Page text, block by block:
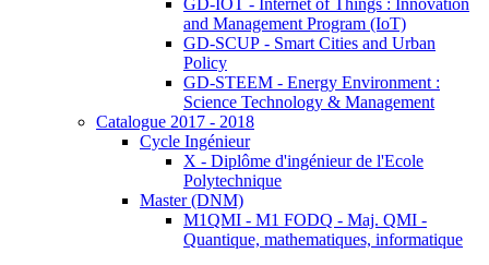
GD-IOT - Internet of Things : Innovation
and Management Program (IoT)
GD-SCUP - Smart Cities and Urban
Policy
GD-STEEM - Energy Environment :
Science Technology & Management
Catalogue 2017 - 2018
Cycle Ingénieur
X - Diplôme d'ingénieur de l'Ecole
Polytechnique
Master (DNM)
M1QMI - M1 FODQ - Maj. QMI -
Quantique, mathematiques, informatique